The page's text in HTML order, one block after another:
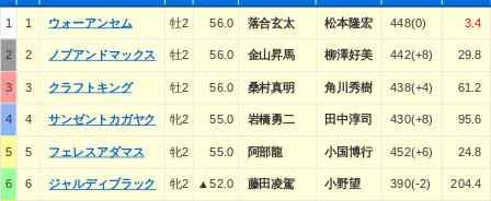
1 1 ウォーアンセム 牡2 56.0 落合玄太 松本隆宏 448(0) 3.4
2 2 ノブアンドマックス 牡2 56.0 金山昇馬 柳澤好美 442(+8) 29.8
3 3 クラフトキング 牡2 56.0 桑村真明 角川秀樹 438(+4) 61.2
4 4 サンゼントカガヤク 牝2 55.0 岩橋勇二 田中淳司 430(+8) 95.6
5 5 フェレスアダマス 牝2 55.0 阿部龍 小国博行 452(+6) 24.8
6 6 ジャルディブラック 牝2 ▲52.0 藤田凌駕 小野望 390(-2) 204.4